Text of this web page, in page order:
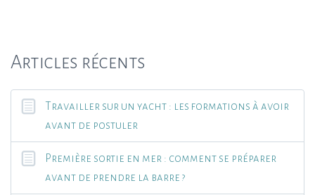
Articles récents
Travailler sur un yacht : les formations à avoir
avant de postuler
Première sortie en mer : comment se préparer
avant de prendre la barre ?